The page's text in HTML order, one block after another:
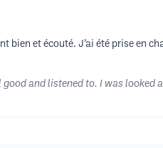
et écouté. J’ai été prise en
and listened to. I was looked